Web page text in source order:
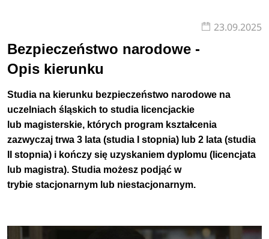
23.09.2025
Bezpieczeństwo narodowe -
Opis kierunku
Studia na kierunku bezpieczeństwo narodowe na
uczelniach śląskich to studia licencjackie
lub magisterskie, których program kształcenia
zazwyczaj trwa 3 lata (studia I stopnia) lub 2 lata (studia
II stopnia) i kończy się uzyskaniem dyplomu (licencjata
lub magistra).Studia możesz podjąć w
trybiestacjonarnym lub niestacjonarnym.